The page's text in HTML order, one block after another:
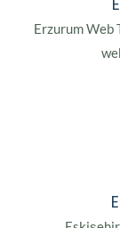
Erzurum Web